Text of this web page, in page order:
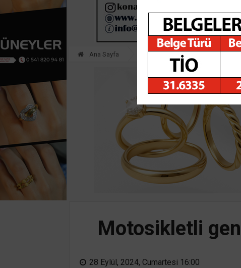
Ana Sayfa
Motosikletli
28 Eylül, 2024, Cumartesi 16:00